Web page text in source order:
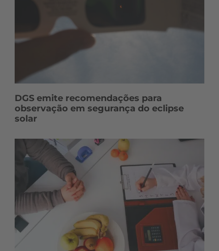
DGS emite recomendações para
observação em segurança do eclipse
solar